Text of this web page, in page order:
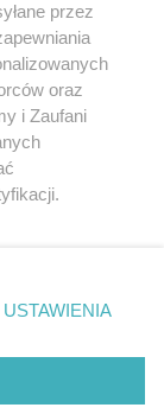
przez
oraz
i Zaufani
prywatności
takiemu
tylko
USTAWIENIA